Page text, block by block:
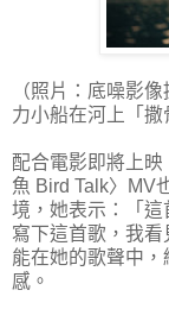
（照片：底噪影
力小船在河上「撒
配合電影即將上
魚 Bird Talk〉MV
境，她表示：「這
寫下這首歌，我看
能在她的歌聲中
感。